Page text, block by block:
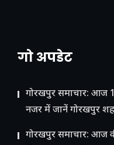
गो अपडेट
गोरखपुर समाचार: आज
नजर में जानें गोरखपुर
गोरखपुर समाचार: आज